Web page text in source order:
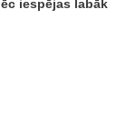
iespējas labāk